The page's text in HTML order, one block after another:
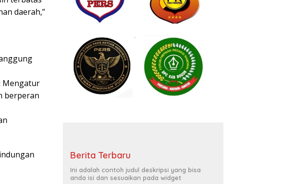
daerah,”
Mengatur
berperan
Berita Terbaru
Ini adalah contoh judul deskripsi yang bisa
anda isi dan sesuaikan pada widget